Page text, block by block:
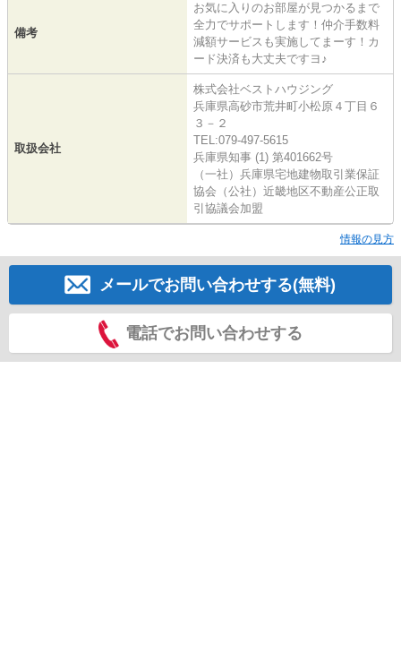
備考
お気に入りのお部屋が見つかるまで
全力でサポートします！仲介手数料
減額サービスも実施してまーす！カ
ード決済も大丈夫ですヨ♪
取扱会社
株式会社ベストハウジング
兵庫県高砂市荒井町小松原４丁目６
３－２
TEL:079-497-5615
兵庫県知事 (1) 第401662号
（一社）兵庫県宅地建物取引業保証
協会（公社）近畿地区不動産公正取
引協議会加盟
情報の見方
メールでお問い合わせする(無料)
電話でお問い合わせする